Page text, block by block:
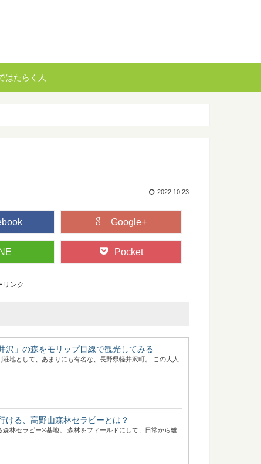
はたらく人
2022.10.23
Google+
Pocket
リンク
沢」の森をモリップ目線で観光してみる
地として、あまりにも有名な、長野県軽井沢町。 この大人
ける、高野山森林セラピーとは？
森林セラピー®基地。 森林をフィールドにして、日常から離